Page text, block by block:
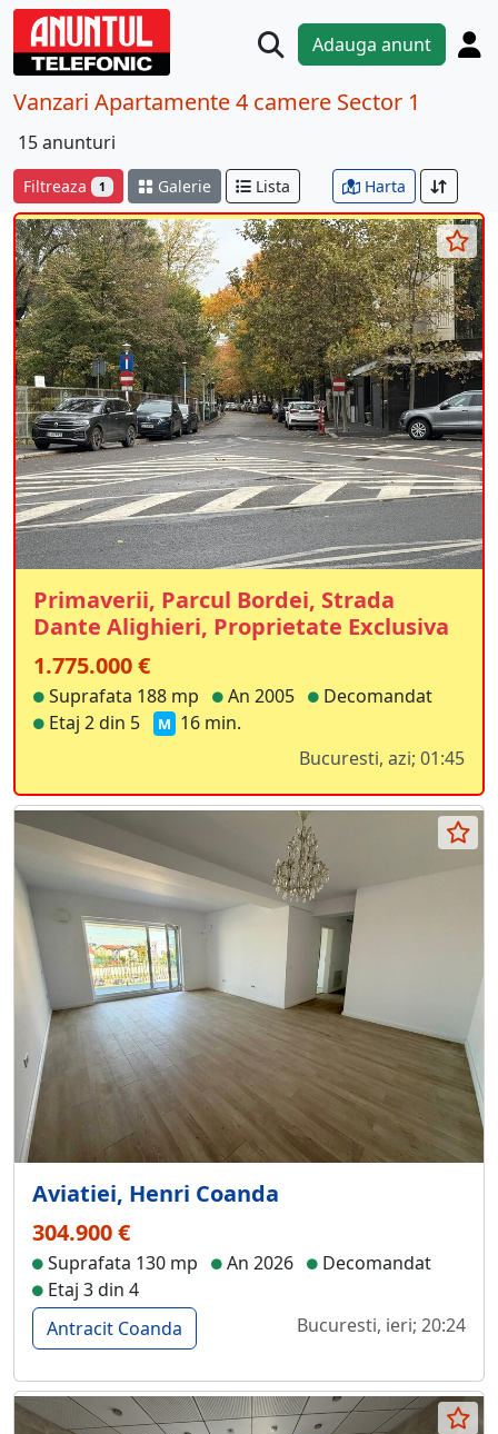
Adauga anunt
Vanzari Apartamente 4 camere Sector 1
15 anunturi
Filtreaza 1 Galerie Lista Harta
Primaverii, Parcul Bordei, Strada
Dante Alighieri, Proprietate Exclusiva
1.775.000 €
Suprafata 188 mp An 2005
Decomandat
Etaj 2 din 5
M 16 min.
Bucuresti, azi; 01:45
Aviatiei, Henri Coanda
304.900 €
Suprafata 130 mp An 2026
Decomandat
Etaj 3 din 4
Antracit Coanda
Bucuresti, ieri; 20:24